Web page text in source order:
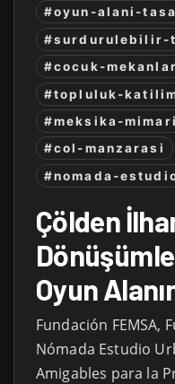
#oyun-alani-
#surdurulebilir-
#cocuk-
#topluluk-
#meksika-
#col-manzarasi
#nomada-
Çölden
Oyun
Fundación FEMSA,
Nómada Estudio
Amigables para la